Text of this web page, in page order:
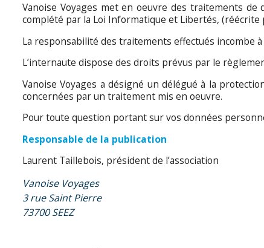
Vanoise Voyages met en oeuvre des traitements
complété par la Loi Informatique et Libertés, (réécrite
La responsabilité des traitements effectués incombe
L’internaute dispose des droits prévus par le
Vanoise Voyages a désigné un délégué à la
concernées par un traitement mis en oeuvre.
Pour toute question portant sur vos données
Responsable de la publication
Laurent Taillebois, président de l’association
Vanoise Voyages
3 rue Saint Pierre
73700 SEEZ